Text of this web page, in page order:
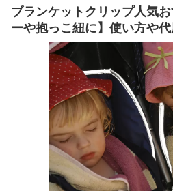
ブランケットクリップ人気
ーや抱っこ紐に】使い方や